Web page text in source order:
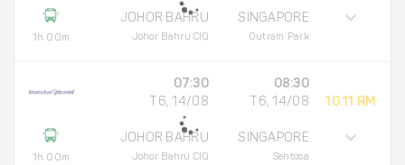
1h 00m
JOHOR BAHRU
Johor Bahru CIQ
SINGAPORE
Outram Park
1h 00m
07:30
T6, 14/08
JOHOR BAHRU
Johor Bahru CIQ
08:30
T6, 14/08
SINGAPORE
Sentosa
10.11 RM